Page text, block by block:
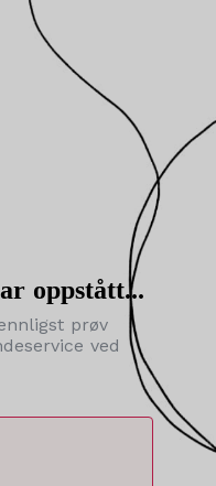
oppstått...
prøv
ved